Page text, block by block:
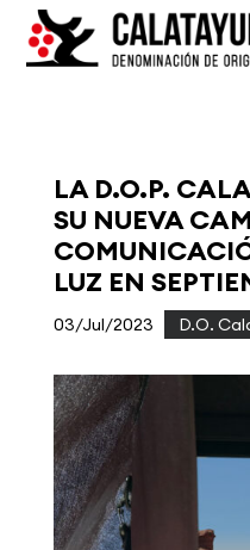
LA D.O.P.
SU NUEVA
LUZ EN
03/Jul/2023 D.O.